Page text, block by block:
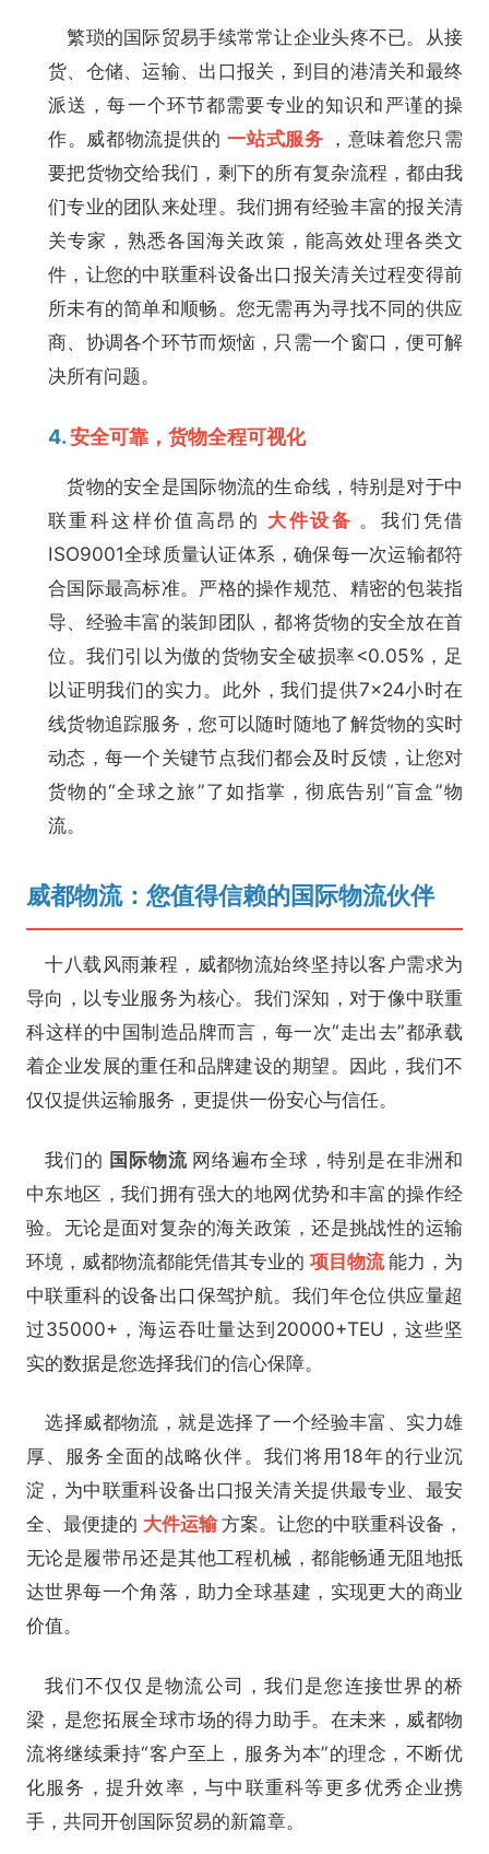
繁琐的国际贸易手续常常让企业头疼不已。从接
货、仓储、运输、出口报关，到目的港清关和最终
派送，每一个环节都需要专业的知识和严谨的操
作。威都物流提供的一站式服务 ，意味着您只需
要把货物交给我们，剩下的所有复杂流程，都由我
们专业的团队来处理。我们拥有经验丰富的报关清
关专家，熟悉各国海关政策，能高效处理各类文
件，让您的中联重科设备出口报关清关过程变得前
所未有的简单和顺畅。您无需再为寻找不同的供应
商、协调各个环节而烦恼，只需一个窗口，便可解
决所有问题。
4.安全可靠，货物全程可视化
货物的安全是国际物流的生命线，特别是对于中
联重科这样价值高昂的 大件设备 。我们凭借
ISO9001全球质量认证体系，确保每一次运输都符
合国际最高标准。严格的操作规范、精密的包装指
导、经验丰富的装卸团队，都将货物的安全放在首
位。我们引以为傲的货物安全破损率<0.05%，足
以证明我们的实力。此外，我们提供7×24小时在
线货物追踪服务，您可以随时随地了解货物的实时
动态，每一个关键节点我们都会及时反馈，让您对
货物的“全球之旅”了如指掌，彻底告别“盲盒”物
流。
威都物流：您值得信赖的国际物流伙伴
十八载风雨兼程，威都物流始终坚持以客户需求为
导向，以专业服务为核心。我们深知，对于像中联重
科这样的中国制造品牌而言，每一次“走出去”都承载
着企业发展的重任和品牌建设的期望。因此，我们不
仅仅提供运输服务，更提供一份安心与信任。
我们的 国际物流 网络遍布全球，特别是在非洲和
中东地区，我们拥有强大的地网优势和丰富的操作经
验。无论是面对复杂的海关政策，还是挑战性的运输
环境，威都物流都能凭借其专业的 项目物流能力，为
中联重科的设备出口保驾护航。我们年仓位供应量超
过35000+，海运吞吐量达到20000+TEU，这些坚
实的数据是您选择我们的信心保障。
选择威都物流，就是选择了一个经验丰富、实力雄
厚、服务全面的战略伙伴。我们将用18年的行业沉
淀，为中联重科设备出口报关清关提供最专业、最安
全、最便捷的 大件运输方案。让您的中联重科设备，
无论是履带吊还是其他工程机械，都能畅通无阻地抵
达世界每一个角落，助力全球基建，实现更大的商业
价值。
我们不仅仅是物流公司，我们是您连接世界的桥
梁，是您拓展全球市场的得力助手。在未来，威都物
流将继续秉持“客户至上，服务为本”的理念，不断优
化服务，提升效率，与中联重科等更多优秀企业携
手，共同开创国际贸易的新篇章。